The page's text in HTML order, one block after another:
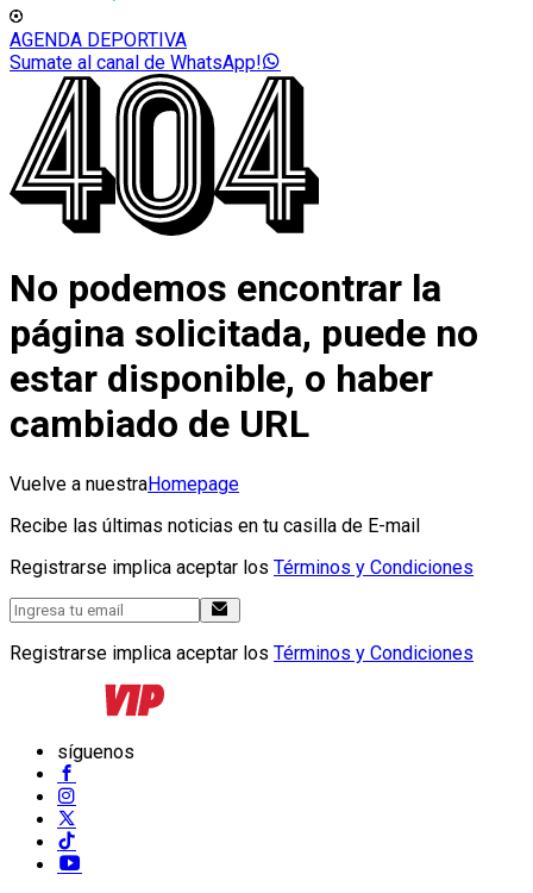
AGENDA DEPORTIVA
Sumate al canal de WhatsApp!
No podemos encontrar la
página solicitada, puede no
estar disponible, o haber
cambiado de URL
Vuelve a nuestraHomepage
Recibe las últimas noticias en tu casilla de E-mail
Registrarse implica aceptar los Términos y Condiciones
Registrarse implica aceptar los Términos y Condiciones
síguenos